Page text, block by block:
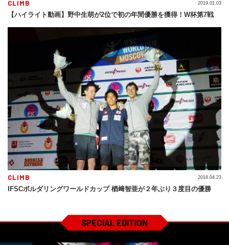
CLIMB
【ハイライト動画】野中生萌が2位で初の年間優勝を獲得！W杯第7戦
2019.01.03
CLIMB
IFSCボルダリングワールドカップ 楢﨑智亜が２年ぶり３度目の優勝
2018.04.23
SPECIAL EDITION